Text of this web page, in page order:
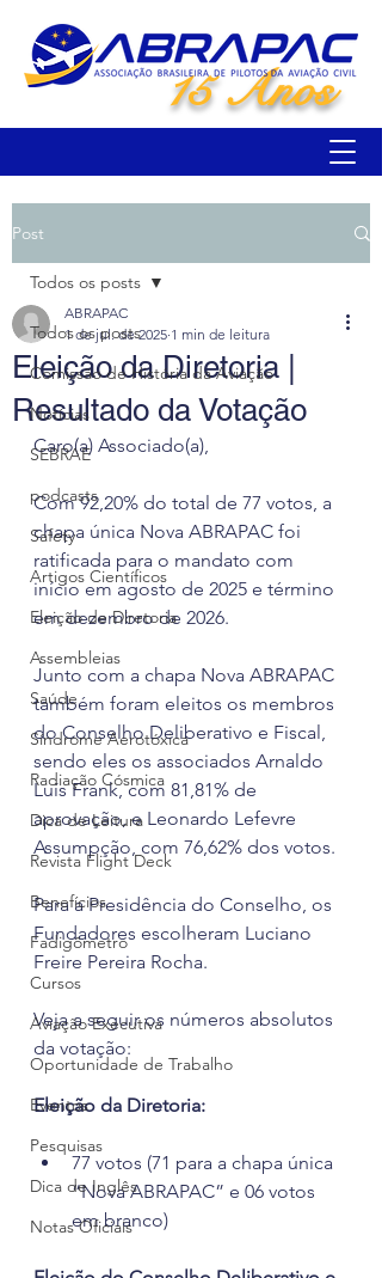
15 Anos
Post
Todos os posts
Comissão de História da Aviação
Notícias
SEBRAE
podcasts
Safety
Artigos Científicos
Eleição de Diretoria
Assembleias
Saúde
Síndrome Aerotóxica
Radiação Cósmica
Dica de Leitura
Revista Flight Deck
Benefícios
Fadigômetro
Cursos
Aviação Executiva
Oportunidade de Trabalho
Eventos
Pesquisas
Dica de Inglês
Notas Oficiais
Todos os posts
Eleição da Diretoria |
Resultado da Votação
ABRAPAC
1 de jul. de 2025 1 min de leitura
Caro(a) Associado(a),
Com 92,20% do total de 77 votos, a
chapa única Nova ABRAPAC foi
ratificada para o mandato com
início em agosto de 2025 e término
em dezembro de 2026.
Junto com a chapa Nova ABRAPAC
também foram eleitos os membros
do Conselho Deliberativo e Fiscal,
sendo eles os associados Arnaldo
Luís Frank, com 81,81% de
aprovação, e Leonardo Lefevre
Assumpção, com 76,62% dos votos.
Para a Presidência do Conselho, os
Fundadores escolheram Luciano
Freire Pereira Rocha.
Veja a seguir os números absolutos
da votação:
Eleição da Diretoria:
77 votos (71 para a chapa única
“Nova ABRAPAC” e 06 votos
em branco)